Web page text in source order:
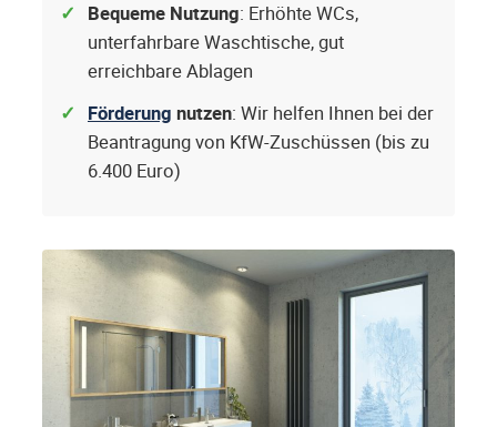
Bequeme Nutzung: Erhöhte WCs,
unterfahrbare Waschtische, gut
erreichbare Ablagen
Förderung nutzen: Wir helfen Ihnen bei der
Beantragung von KfW-Zuschüssen (bis zu
6.400 Euro)